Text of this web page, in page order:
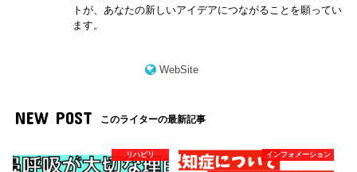
トが、あなたの新しいアイデアにつながることを願ってい
ます。
WebSite
NEW POST このライターの最新記事
リハビリ インフォメーション